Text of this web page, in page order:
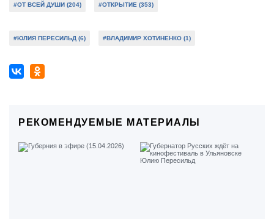
#ОТ ВСЕЙ ДУШИ (204) #ОТКРЫТИЕ (353)
#ЮЛИЯ ПЕРЕСИЛЬД (6) #ВЛАДИМИР ХОТИНЕНКО (1)
РЕКОМЕНДУЕМЫЕ МАТЕРИАЛЫ